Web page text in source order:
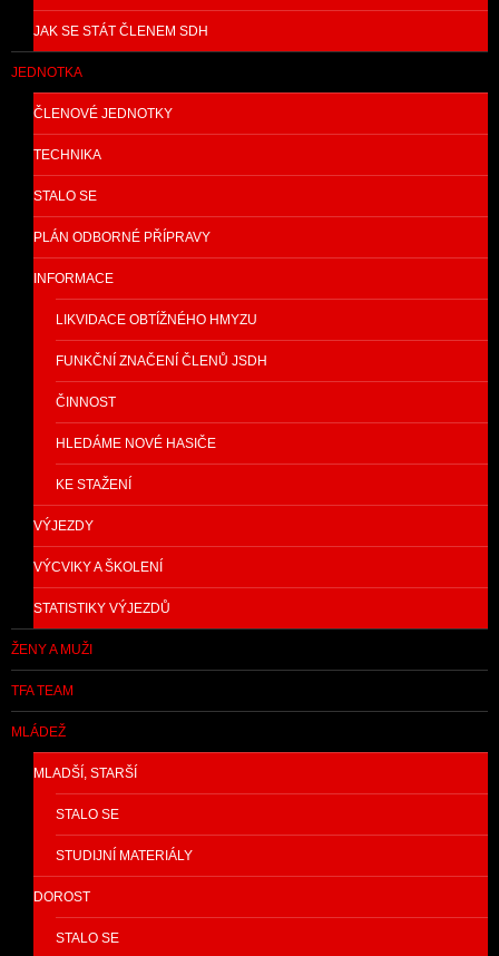
JAK SE STÁT ČLENEM SDH
JEDNOTKA
ČLENOVÉ JEDNOTKY
TECHNIKA
STALO SE
PLÁN ODBORNÉ PŘÍPRAVY
INFORMACE
LIKVIDACE OBTÍŽNÉHO HMYZU
FUNKČNÍ ZNAČENÍ ČLENŮ JSDH
ČINNOST
HLEDÁME NOVÉ HASIČE
KE STAŽENÍ
VÝJEZDY
VÝCVIKY A ŠKOLENÍ
STATISTIKY VÝJEZDŮ
ŽENY A MUŽI
TFA TEAM
MLÁDEŽ
MLADŠÍ, STARŠÍ
STALO SE
STUDIJNÍ MATERIÁLY
DOROST
STALO SE